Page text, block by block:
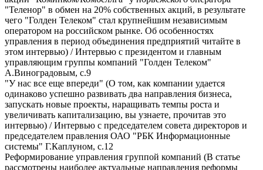
"Теленор" в обмен на 20% собственных акций, в результате
чего "Голден Телеком" стал крупнейшим независимым
оператором на российском рынке. Об особенностях
управления в период объединения предприятий читайте в
этом интервью) / Интервью с президентом и главным
управляющим группы компаний "Голден Телеком"
А.Виноградовым, с.9
"У нас все еще впереди" (О том, как компании удается
одинаково успешно развивать два направления бизнеса,
запускать новые проекты, наращивать темпы роста и
увеличивать капитализацию, вы узнаете, прочитав это
интервью) / Интервью с председателем совета директоров и
председателем правления ОАО "РБК Информационные
системы" Г.Каплуном, с.12
Реформирование управления группой компаний (В статье
рассмотрены наиболее актуальные направления реформы